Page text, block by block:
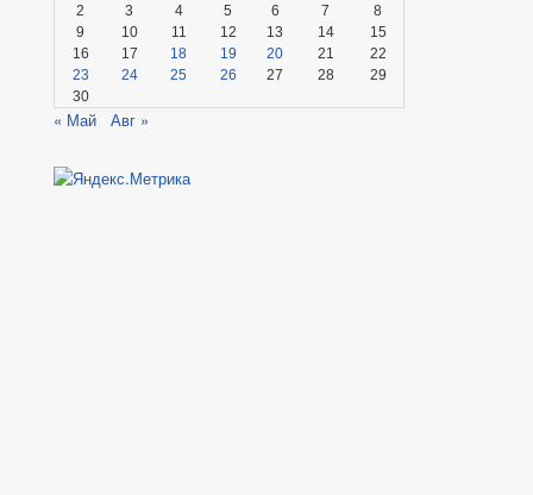
2
3 4 5 6 7
8
9
10 11 12 13 14
15
16
17 18 19 20 21
22
23
24 25 26 27 28
29
30
« Май Авг »